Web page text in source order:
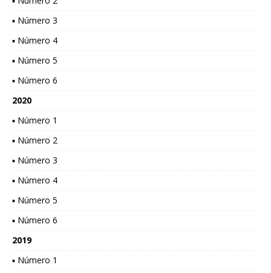
▪ Número 3
▪ Número 4
▪ Número 5
▪ Número 6
2020
▪ Número 1
▪ Número 2
▪ Número 3
▪ Número 4
▪ Número 5
▪ Número 6
2019
▪ Número 1